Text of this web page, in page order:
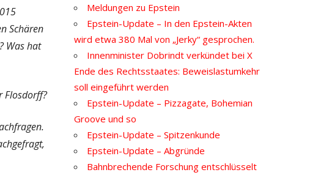
Schären
Was hat
Flosdorff?
Meldungen zu Epstein
Epstein-Update – In den Epstein-Akten
wird etwa 380 Mal von „Jerky“ gesprochen.
Innenminister Dobrindt verkündet bei X
Ende des Rechtsstaates: Beweislastumkehr
soll eingeführt werden
Epstein-Update – Pizzagate, Bohemian
Groove und so
Epstein-Update – Spitzenkunde
Epstein-Update – Abgründe
Bahnbrechende Forschung entschlüsselt